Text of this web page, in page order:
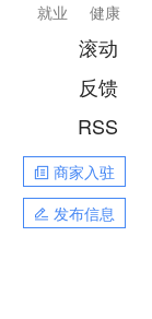
健康
就业
滚动
反馈
RSS
商家入驻
发布信息